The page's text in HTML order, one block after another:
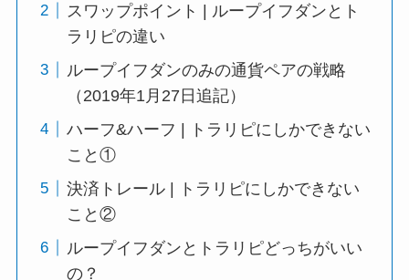
スワップポイント | ループイフダンとト
ラリピの違い
ループイフダンのみの通貨ペアの戦略
（2019年1月27日追記）
ハーフ&ハーフ | トラリピにしかできない
こと①
決済トレール | トラリピにしかできない
こと②
ループイフダンとトラリピどっちがいい
の？